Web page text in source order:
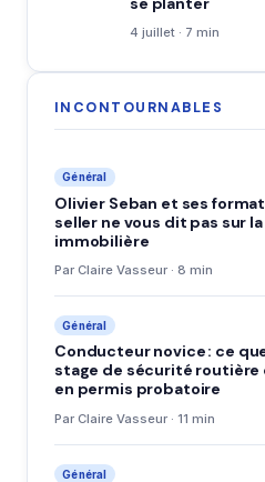
4 juillet · 7 min
INCONTOURNABLES
Général
Olivier Seban et ses
seller ne vous dit pas sur
immobilière
Par Claire Vasseur · 8 min
Général
Conducteur novice : ce
stage de sécurité routière
en permis probatoire
Par Claire Vasseur · 11 min
Général